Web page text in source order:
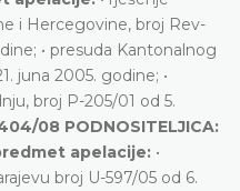
i Hercegovine, broj Rev-
• presuda Kantonalnog
juna 2005. godine; •
broj P-205/01 od 5.
08 PODNOSITELJICA:
apelacije: •
broj U-597/05 od 6.